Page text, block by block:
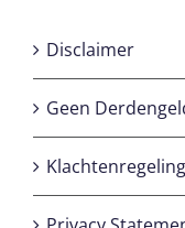
Disclaimer
Geen
Klachtenregeling